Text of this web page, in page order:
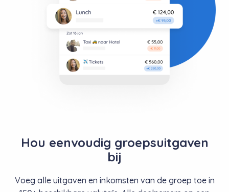
Hou eenvoudig groepsuitgaven
bij
Voeg alle uitgaven en inkomsten van de groep toe in